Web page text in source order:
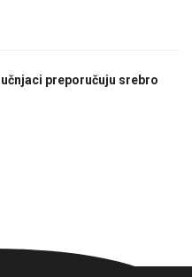
preporučuju srebro